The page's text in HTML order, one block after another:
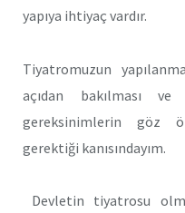
yapıya ihtiyaç vardır.
Tiyatromuzun
açıdan bakılması
gereksinimlerin göz
gerektiği kanısındayım.
Devletin tiyatrosu